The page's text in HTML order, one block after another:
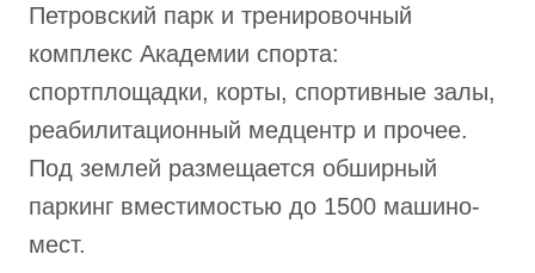
Петровский парк и тренировочный
комплекс Академии спорта:
спортплощадки, корты, спортивные залы,
реабилитационный медцентр и прочее.
Под землей размещается обширный
паркинг вместимостью до 1500 машино-
мест.